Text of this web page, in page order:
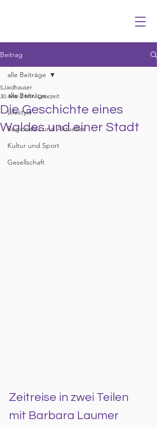
Beitrag
alle Beiträge
Lifestyle
Regionales und Aktuelles
Kultur und Sport
Gesellschaft
alle Beiträge
Die Geschichte eines
Waldes und einer Stadt
SJaidhauser
30. Mai 2 Min. Lesezeit
Zeitreise in zwei Teilen
mit Barbara Laumer